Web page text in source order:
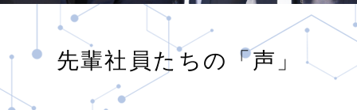
先輩社員たちの「声」